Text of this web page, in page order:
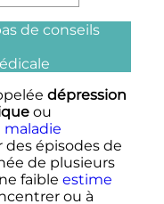
dépression
ou
maladie
des épisodes de
de plusieurs
faible estime
ou à